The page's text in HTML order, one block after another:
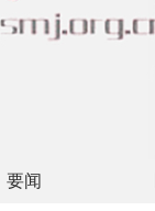
要闻